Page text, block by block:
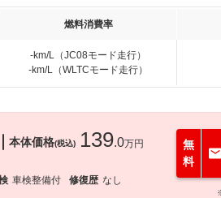
燃料消費率
-km/L（JC08モード走行）
-km/L（WLTCモード走行）
本体価格(税込) 139.0万円
車検整備付 修復歴 なし
無
料